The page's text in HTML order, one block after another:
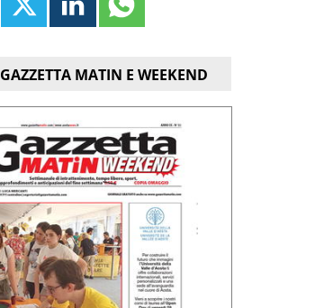
GAZZETTA MATIN E WEEKEND